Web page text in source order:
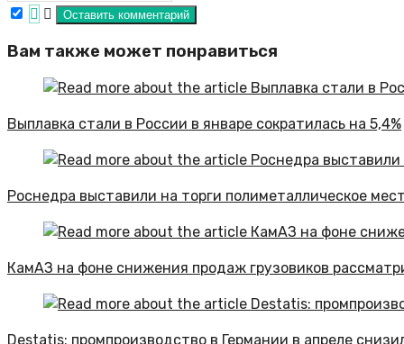
Вам также может понравиться
Выплавка стали в России в январе сократилась на 5,4%
Роснедра выставили на торги полиметаллическое
КамАЗ на фоне снижения продаж грузовиков
Destatis: промпроизводство в Германии в апреле